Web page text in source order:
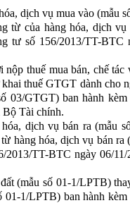
dịch vụ mua vào (mẫu
từ của hàng hóa, dịch vụ
tư số 156/2013/TT-BTC
thuế mua bán, chế tác
thuế GTGT dành cho
03/GTGT) ban hành kèm
Bộ Tài chính.
dịch vụ bán ra (mẫu
hàng hóa, dịch vụ bán ra
2013/TT-BTC ngày 06/11/
(mẫu số 01-1/LPTB)
01-1/LPTB) ban hành kèm